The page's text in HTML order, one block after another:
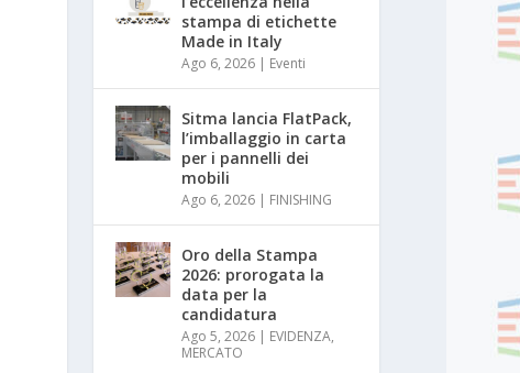
stampa di etichette
Made in Italy
Ago 6, 2026 | Eventi
Sitma lancia FlatPack,
l’imballaggio in carta
per i pannelli dei
mobili
Ago 6, 2026 | FINISHING
Oro della Stampa
2026: prorogata la
data per la
candidatura
Ago 5, 2026 | EVIDENZA,
MERCATO